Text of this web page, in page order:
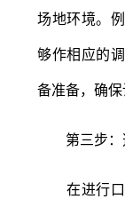
场地环境。
够作相应的
备准备，确保
第三步：
在进行口